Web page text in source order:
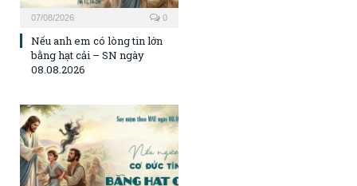
07/08/2026 0
Nếu anh em có lòng tin lớn
bằng hạt cải – SN ngày
08.08.2026